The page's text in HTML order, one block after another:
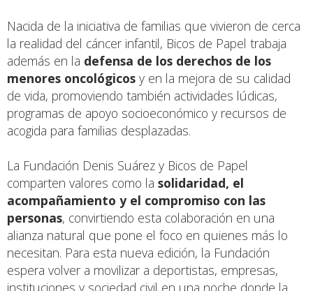
Nacida de la iniciativa de familias que vivieron de cerca
la realidad del cáncer infantil, Bicos de Papel trabaja
además en la defensa de los derechos de los
menores oncológicos y en la mejora de su calidad
de vida, promoviendo también actividades lúdicas,
programas de apoyo socioeconómico y recursos de
acogida para familias desplazadas.
La Fundación Denis Suárez y Bicos de Papel
comparten valores como la solidaridad, el
acompañamiento y el compromiso con las
personas, convirtiendo esta colaboración en una
alianza natural que pone el foco en quienes más lo
necesitan. Para esta nueva edición, la Fundación
espera volver a movilizar a deportistas, empresas,
instituciones y sociedad civil en una noche donde la